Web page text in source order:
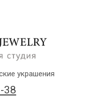
38
украшения